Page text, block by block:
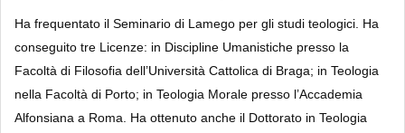
Ha frequentato il Seminario di Lamego per gli studi teologici. Ha
conseguito tre Licenze: in Discipline Umanistiche presso la
Facoltà di Filosofia dell’Università Cattolica di Braga; in Teologia
nella Facoltà di Porto; in Teologia Morale presso l’Accademia
Alfonsiana a Roma. Ha ottenuto anche il Dottorato in Teologia